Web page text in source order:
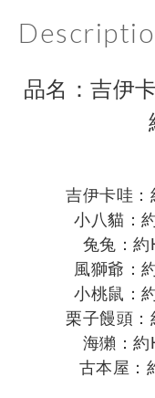
品名：
吉伊卡哇
小八貓：
兔兔：
風獅爺：
小桃鼠：
栗子饅頭
海獺： 約
古本屋：